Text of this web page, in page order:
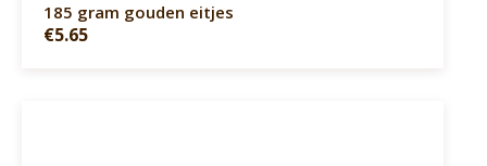
185 gram gouden eitjes
€5.65